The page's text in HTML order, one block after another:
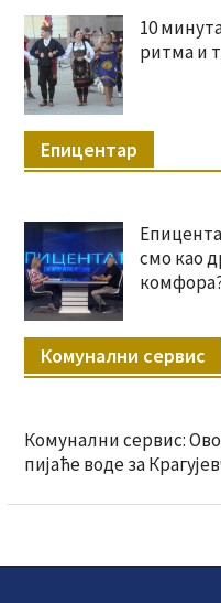
10
ритма и
Епицентар
смо као
Комунални сервис
Комунални сервис:
пијаће воде за